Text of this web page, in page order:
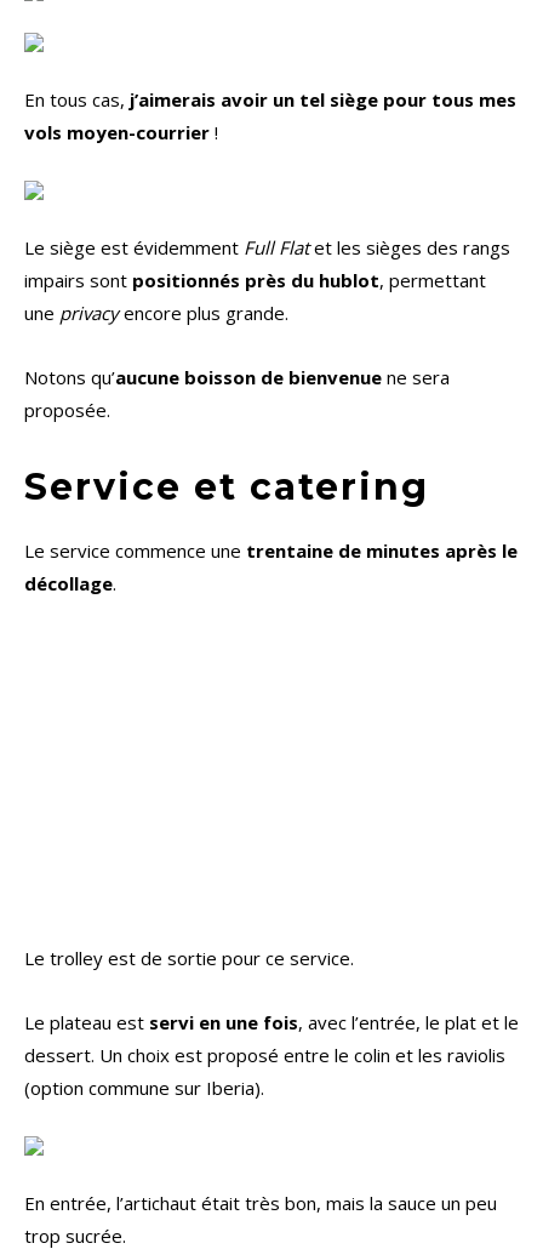
En tous cas, j’aimerais avoir un tel siège pour tous mes
vols moyen-courrier !
Le siège est évidemment Full Flatet les sièges des rangs
impairs sont positionnés près du hublot, permettant
une privacyencore plus grande.
Notons qu’aucune boisson de bienvenue ne sera
proposée.
Service et catering
Le service commence une trentaine de minutes après le
décollage.
Le trolley est de sortie pour ce service.
Le plateau est servi en une fois, avec l’entrée, le plat et le
dessert. Un choix est proposé entre le colin et les raviolis
(option commune sur Iberia).
En entrée, l’artichaut était très bon, mais la sauce un peu
trop sucrée.